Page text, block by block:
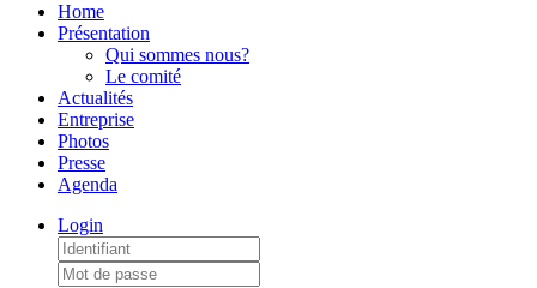
Home
Présentation
Qui sommes nous?
Le comité
Actualités
Entreprise
Photos
Presse
Agenda
Login